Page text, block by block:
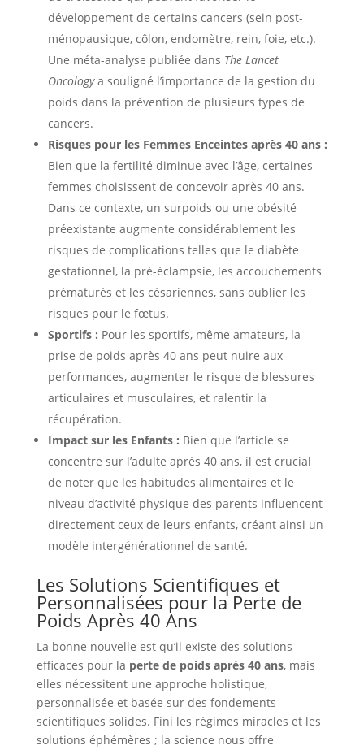
développement de certains cancers (sein post-
ménopausique, côlon, endomètre, rein, foie, etc.).
Une méta-analyse publiée dans The Lancet
Oncologya souligné l’importance de la gestion du
poids dans la prévention de plusieurs types de
cancers.
Risques pour les Femmes Enceintes après 40 ans :
Bien que la fertilité diminue avec l’âge, certaines
femmes choisissent de concevoir après 40 ans.
Dans ce contexte, un surpoids ou une obésité
préexistante augmente considérablement les
risques de complications telles que le diabète
gestationnel, la pré-éclampsie, les accouchements
prématurés et les césariennes, sans oublier les
risques pour le fœtus.
Sportifs : Pour les sportifs, même amateurs, la
prise de poids après 40 ans peut nuire aux
performances, augmenter le risque de blessures
articulaires et musculaires, et ralentir la
récupération.
Impact sur les Enfants : Bien que l’article se
concentre sur l’adulte après 40 ans, il est crucial
de noter que les habitudes alimentaires et le
niveau d’activité physique des parents influencent
directement ceux de leurs enfants, créant ainsi un
modèle intergénérationnel de santé.
Les Solutions Scientifiques et
Personnalisées pour la Perte de
Poids Après 40 Ans
La bonne nouvelle est qu’il existe des solutions
efficaces pour la perte de poids après 40 ans, mais
elles nécessitent une approche holistique,
personnalisée et basée sur des fondements
scientifiques solides. Fini les régimes miracles et les
solutions éphémères ; la science nous offre